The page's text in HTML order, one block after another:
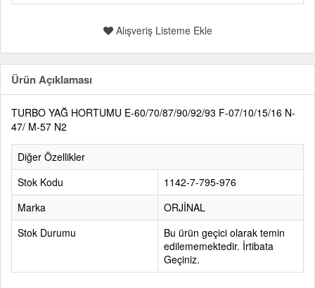
Alışveriş Listeme Ekle
Ürün Açıklaması
TURBO YAĞ HORTUMU E-60/70/87/90/92/93 F-07/10/15/16 N-
47/ M-57 N2
Diğer Özellikler
Stok Kodu
1142-7-795-976
Marka
ORJİNAL
Stok Durumu
Bu ürün geçici olarak temin
edilememektedir. İrtibata
Geçiniz.